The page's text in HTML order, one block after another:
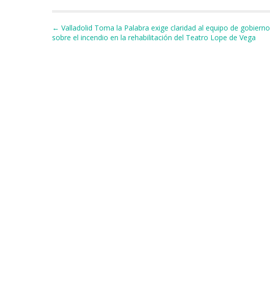
b
o
k
y
d
s
A
p
a
m
ar
ti
Navegación de entradas
← Valladolid Toma la Palabra exige claridad al equipo de gobierno
sobre el incendio en la rehabilitación del Teatro Lope de Vega